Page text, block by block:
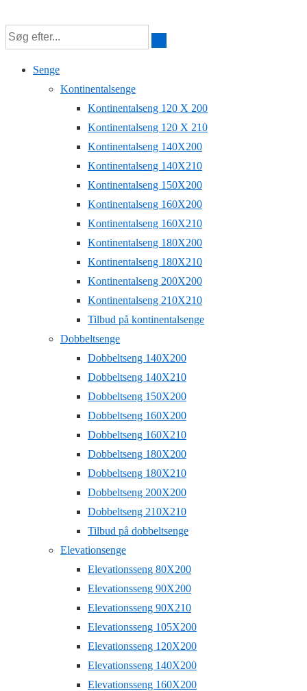
Hop
til
hovedindhold
Senge
Kontinentalsenge
Kontinentalseng 120 X 200
Kontinentalseng 120 X 210
Kontinentalseng 140X200
Kontinentalseng 140X210
Kontinentalseng 150X200
Kontinentalseng 160X200
Kontinentalseng 160X210
Kontinentalseng 180X200
Kontinentalseng 180X210
Kontinentalseng 200X200
Kontinentalseng 210X210
Tilbud på kontinentalsenge
Dobbeltsenge
Dobbeltseng 140X200
Dobbeltseng 140X210
Dobbeltseng 150X200
Dobbeltseng 160X200
Dobbeltseng 160X210
Dobbeltseng 180X200
Dobbeltseng 180X210
Dobbeltseng 200X200
Dobbeltseng 210X210
Tilbud på dobbeltsenge
Elevationsenge
Elevationsseng 80X200
Elevationsseng 90X200
Elevationsseng 90X210
Elevationsseng 105X200
Elevationsseng 120X200
Elevationsseng 140X200
Elevationsseng 160X200